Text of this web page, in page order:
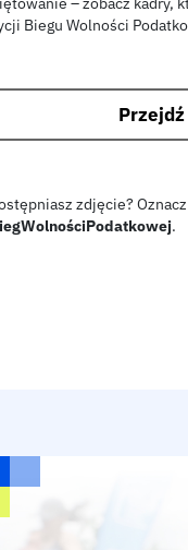
Biegu Wolności
zdjęcie?
.